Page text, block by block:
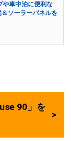
や車中泊に便利な
ソーラーパネルを
90」を